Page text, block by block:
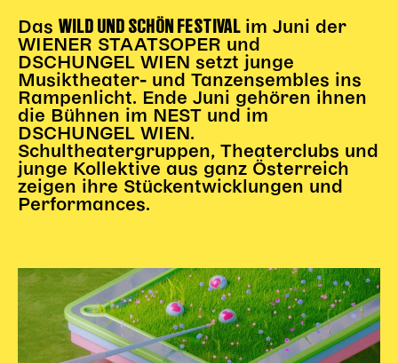
Partnerklasse + Partnerschule
Schulabenteuernacht
Probenklasse
Theaterklasse
Vorstellungen für pädagogische Institutionen
Angebote für Pädagog*innen
PädagogikClub
Newsletter für pädagogische Institutionen
DIGITALE BÜHNE
Das WILD UND SCHÖN FESTIVAL im Juni der
WIENER STAATSOPER und
DSCHUNGEL WIEN setzt junge
Musiktheater- und Tanzensembles ins
Rampenlicht. Ende Juni gehören ihnen
die Bühnen im NEST und im
DSCHUNGEL WIEN.
Schultheatergruppen, Theaterclubs und
junge Kollektive aus ganz Österreich
zeigen ihre Stückentwicklungen und
Performances.